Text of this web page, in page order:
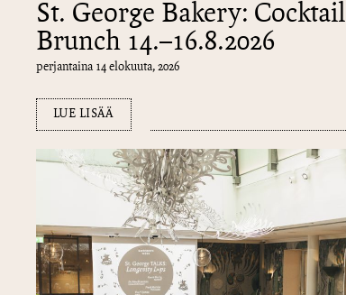
St. George Bakery: Cocktail
Brunch 14.–16.8.2026
perjantaina 14 elokuuta, 2026
LUE LISÄÄ